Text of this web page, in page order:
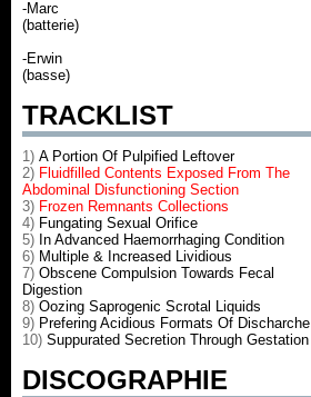
-Marc
(batterie)
-Erwin
(basse)
TRACKLIST
1) A Portion Of Pulpified Leftover
2) Fluidfilled Contents Exposed From The
Abdominal Disfunctioning Section
3) Frozen Remnants Collections
4) Fungating Sexual Orifice
5) In Advanced Haemorrhaging Condition
6) Multiple & Increased Lividious
7) Obscene Compulsion Towards Fecal
Digestion
8) Oozing Saprogenic Scrotal Liquids
9) Prefering Acidious Formats Of Discharche
10) Suppurated Secretion Through Gestation
DISCOGRAPHIE